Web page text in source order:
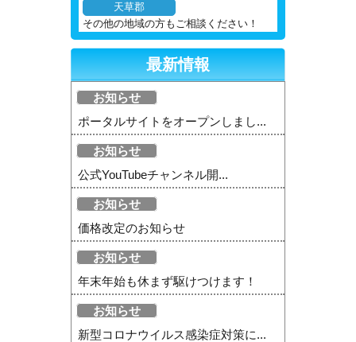
天草郡
その他の地域の方もご相談ください！
最新情報
お知らせ
ポータルサイトをオープンしまし...
お知らせ
公式YouTubeチャンネル開...
お知らせ
価格改定のお知らせ
お知らせ
年末年始も休まず駆けつけます！
お知らせ
新型コロナウイルス感染症対策に...